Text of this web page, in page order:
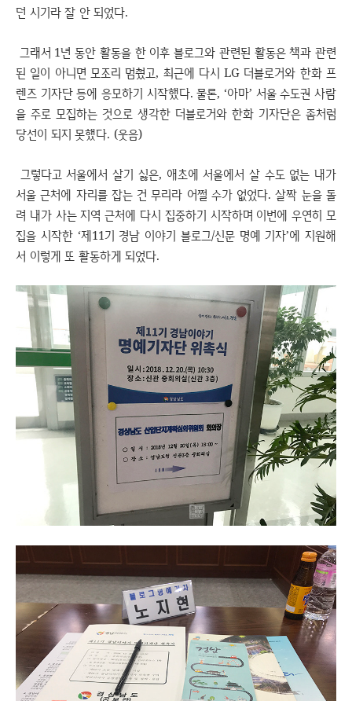
던 시기라 잘 안 되었다.
그래서 1년 동안 활동을 한 이후 블로그와 관련된 활동은 책과 관련
된 일이 아니면 모조리 멈췄고, 최근에 다시 LG 더블로거와 한화 프
렌즈 기자단 등에 응모하기 시작했다. 물론, ‘아마’ 서울 수도권 사람
을 주로 모집하는 것으로 생각한 더블로거와 한화 기자단은 좀처럼
당선이 되지 못했다. (웃음)
그렇다고 서울에서 살기 싫은, 애초에 서울에서 살 수도 없는 내가
서울 근처에 자리를 잡는 건 무리라 어쩔 수가 없었다. 살짝 눈을 돌
려 내가 사는 지역 근처에 다시 집중하기 시작하며 이번에 우연히 모
집을 시작한 ‘제11기 경남 이야기 블로그/신문 명예 기자’에 지원해
서 이렇게 또 활동하게 되었다.